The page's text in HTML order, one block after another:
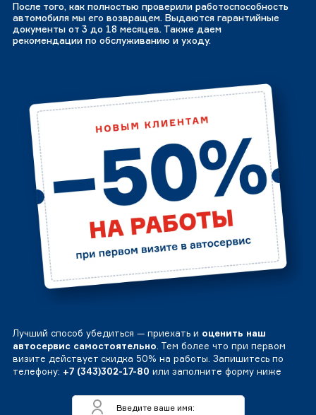
После того, как полностью проверили работоспособность
автомобиля мы его возвращем. Выдаются гарантийные
документы от 3 до 18 месяцев. Также даем
рекомендации по обслуживанию и уходу.
Лучший способ убедиться — приехать и оценить наш
автосервис самостоятельно. Тем более что при первом
визите действует скидка 50% на работы. Запишитесь по
телефону: +7 (343)302-17-80 или заполните форму ниже